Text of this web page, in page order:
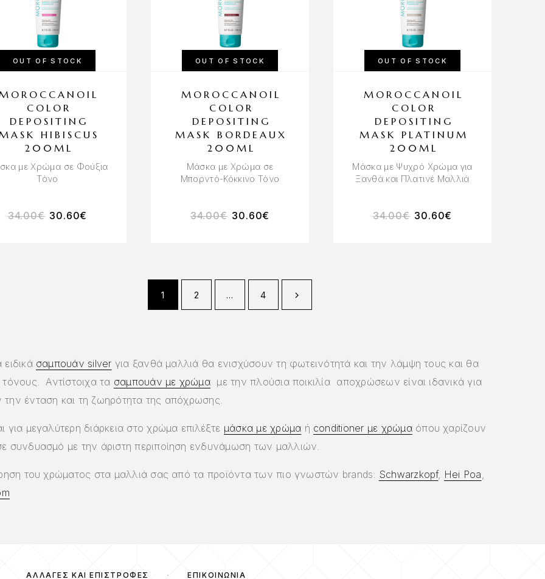
OUT OF STOCK
COLOR
DEPOSITING
HIBISCUS
200ML
με Χρώμα σε Φούξια
Τόνο
34.00€ 30.60€
OUT OF STOCK
MOROCCANOIL
COLOR
DEPOSITING
MASK BORDEAUX
200ML
Μάσκα με Χρώμα σε
Μπορντό-Κόκκινο Τόνο
34.00€ 30.60€
OUT OF STOCK
MOROCCANOIL
COLOR
DEPOSITING
MASK PLATINUM
200ML
Μάσκα με Ψυχρό Χρώμα για
Ξανθά και Πλατινέ Μαλλιά
34.00€ 30.60€
1 2 … 4
σαμπουάν silver για ξανθά μαλλιά θα ενισχύσουν τη φωτεινότητά και την λάμψη τους και θα
Αντίστοιχα τα σαμπουάν με χρώμαμε την πλούσια ποικιλία αποχρώσεων είναι ιδανικά για
ένταση και τη ζωηρότητα της απόχρωσης.
μεγαλύτερη διάρκεια στο χρώμα επιλέξτε μάσκα με χρώμα ή conditioner με χρώμαόπου χαρίζουν
συνδυασμό με την άριστη περιποίηση ενδυνάμωση των μαλλιών.
του χρώματος στα μαλλιά σας από τα προϊόντα των πιο γνωστών brands: Schwarzkopf, Hei Poa
ΑΛΛΑΓΈΣ ΚΑΙ ΕΠΙΣΤΡΟΦΈΣ ΕΠΙΚΟΙΝΩΝΊΑ